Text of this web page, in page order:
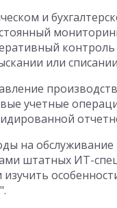
и
или
учетные
на
штатных ИТ-